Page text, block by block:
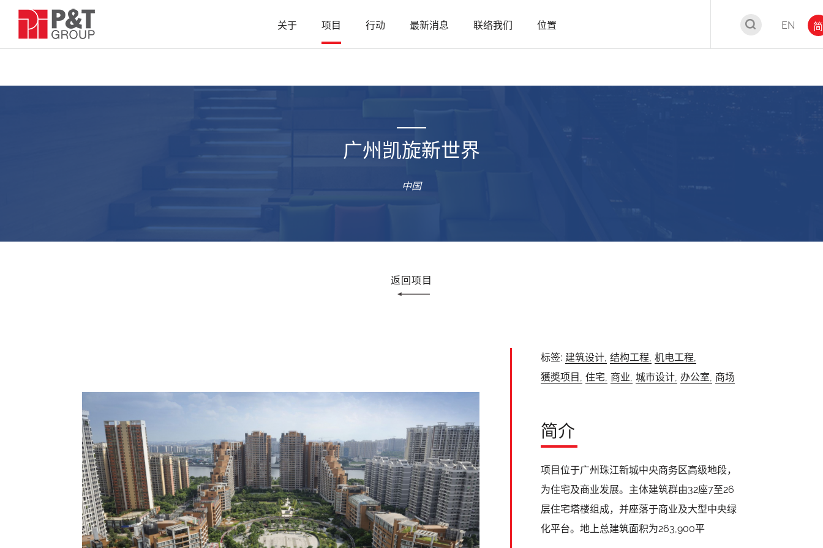
关于 项目 行动 最新消息 联络我们 位置 EN 简
广州凯旋新世界
中国
返回项目
标签: 建筑设计, 结构工程, 机电工程,
獲奬项目, 住宅, 商业, 城市设计, 办公室, 商场
简介
项目位于广州珠江新城中央商务区高级地段，
为住宅及商业发展。主体建筑群由32座7至26
层住宅塔楼组成，并座落于商业及大型中央绿
化平台。地上总建筑面积为263,900平